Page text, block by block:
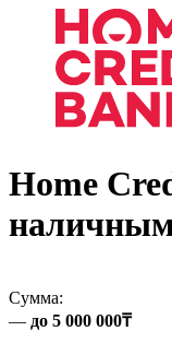
Home
Сумма:
— до 5 000 000₸